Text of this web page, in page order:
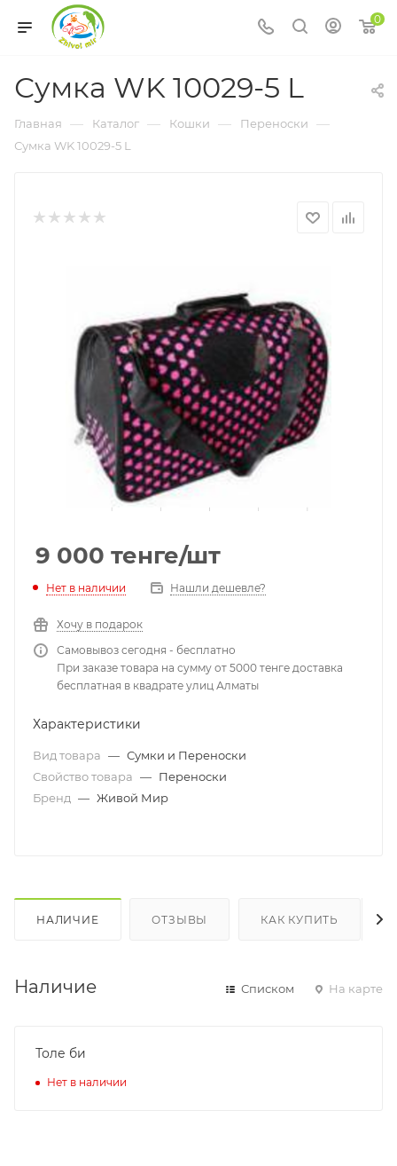
0
Сумка WK 10029-5 L
Главная — Каталог — Кошки — Переноски —
Сумка WK 10029-5 L
9 000 тенге/шт
Нет в наличии Нашли дешевле?
Хочу в подарок
Самовывоз сегодня - бесплатно
При заказе товара на сумму от 5000 тенге доставка
бесплатная в квадрате улиц Алматы
Характеристики
Вид товара — Сумки и Переноски
Свойство товара — Переноски
Бренд — Живой Мир
НАЛИЧИЕ ОТЗЫВЫ КАК КУПИТЬ
Наличие Списком На карте
Толе би
Нет в наличии